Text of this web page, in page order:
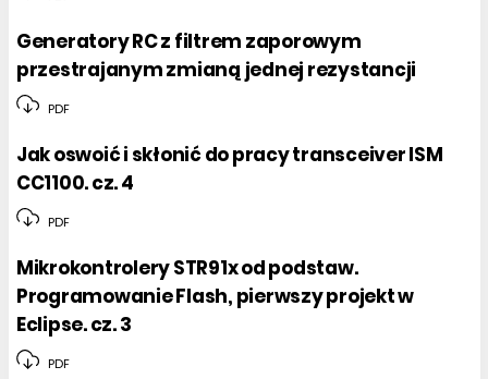
Generatory RC z filtrem zaporowym
przestrajanym zmianą jednej rezystancji
PDF
Jak oswoić i skłonić do pracy transceiver ISM
CC1100. cz. 4
PDF
Mikrokontrolery STR91x od podstaw.
Programowanie Flash, pierwszy projekt w
Eclipse. cz. 3
PDF